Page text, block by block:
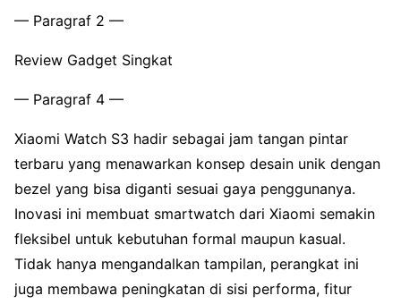
— Paragraf 2 —
Review Gadget Singkat
— Paragraf 4 —
Xiaomi Watch S3 hadir sebagai jam tangan pintar
terbaru yang menawarkan konsep desain unik dengan
bezel yang bisa diganti sesuai gaya penggunanya.
Inovasi ini membuat smartwatch dari Xiaomi semakin
fleksibel untuk kebutuhan formal maupun kasual.
Tidak hanya mengandalkan tampilan, perangkat ini
juga membawa peningkatan di sisi performa, fitur